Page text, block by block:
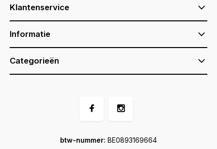
Klantenservice
Informatie
Categorieën
btw-nummer: BE0893169664